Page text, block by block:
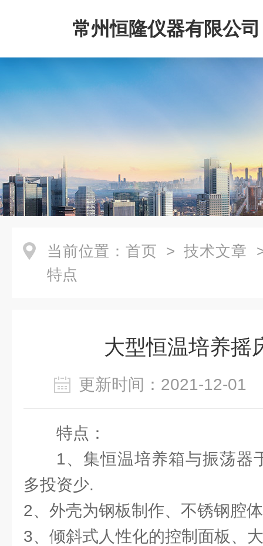
常州恒隆仪器有限公司
当前位置： 首页 > 技术文章
特点
大型恒温培养摇
更新时间：2021-12-
特点：
1、集恒温培养箱与振荡器
多投资少.
2、外壳为钢板制作、不锈钢腔
3、倾斜式人性化的控制面板、